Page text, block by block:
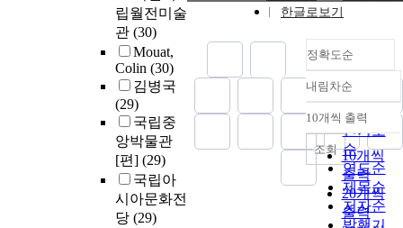
립월전미술
관 (30)
Mouat,
Colin (30)
김병국
(29)
국립중
앙박물관
[편] (29)
국립아
시아문화전
당 (29)
한글로보기
정확도순
정확도
순
인기도
순
연도순
제목순
저자순
내림차순
내림차순
10개씩 출력
10개씩
출력
20개씩
출력
조회